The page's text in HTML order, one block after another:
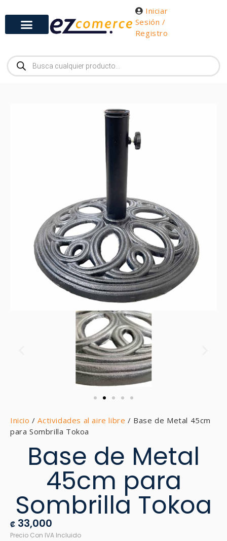
Iniciar
Sesión /
Registro
Inicio /Actividades al aire libre / Base de Metal 45cm
para Sombrilla Tokoa
Base de Metal
45cm para
Sombrilla Tokoa
₡ 33,000